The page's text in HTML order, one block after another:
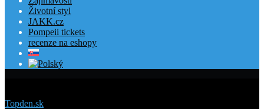
Životní styl
JAKK.cz
Pompeii tickets
recenze na eshopy
Topden.sk